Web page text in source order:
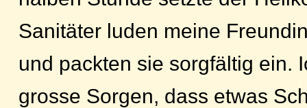
Sanitäter luden meine
und packten sie sorgfältig ein.
grosse Sorgen, dass etwas